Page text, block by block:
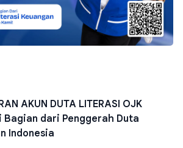
AKUN DUTA LITERASI OJK
Bagian dari Penggerah Duta
Indonesia